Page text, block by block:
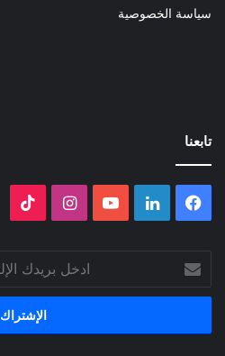
سياسة الخصوصية
تابعنا
فيسبوك لينكدإن ‫YouTubeانستقرام
بريدك
الإلكتروني